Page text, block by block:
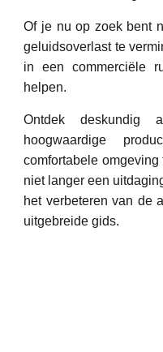
Of je nu op zoek bent
geluidsoverlast te
in een commerciële
helpen.
Ontdek deskundig
hoogwaardige
comfortabele
niet langer een
het verbeteren van de
uitgebreide gids.